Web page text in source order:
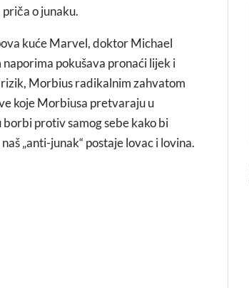
o junaku.
kuće Marvel, doktor Michael
pokušava pronaći lijek i
Morbius radikalnim zahvatom
koje Morbiusa pretvaraju u
protiv samog sebe kako bi
„anti-junak“ postaje lovac i lovina.